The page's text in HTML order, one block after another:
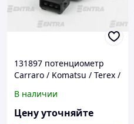
131897 потенциометр
Carraro / Komatsu / Terex /
В наличии
Цену уточняйте